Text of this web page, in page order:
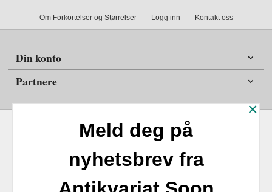
Om Forkortelser og Størrelser Logg inn Kontakt oss
Din konto
Partnere
Kjøpsbetingelser Sikkerhet og personvern
Nyhetsbrev
×
Meld deg på
nyhetsbrev fra